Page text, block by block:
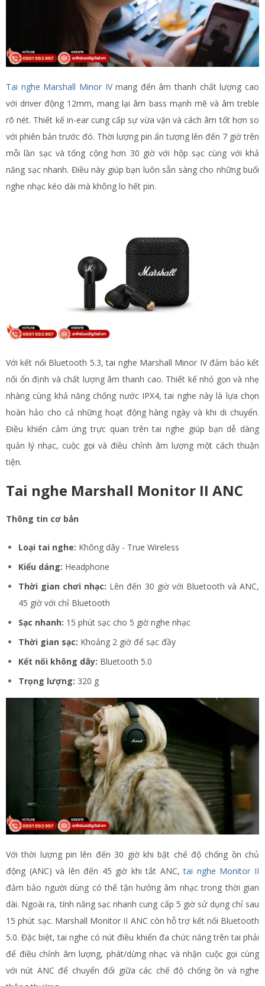
Tai nghe Marshall Minor IVmang đến âm thanh chất lượng cao
với driver động 12mm, mang lại âm bass mạnh mẽ và âm treble
rõ nét. Thiết kế in-ear cung cấp sự vừa vặn và cách âm tốt hơn so
với phiên bản trước đó. Thời lượng pin ấn tượng lên đến 7 giờ trên
mỗi lần sạc và tổng cộng hơn 30 giờ với hộp sạc cùng với khả
năng sạc nhanh. Điều này giúp bạn luôn sẵn sàng cho những buổi
nghe nhạc kéo dài mà không lo hết pin​.
Với kết nối Bluetooth 5.3, tai nghe Marshall Minor IV đảm bảo kết
nối ổn định và chất lượng âm thanh cao. Thiết kế nhỏ gọn và nhẹ
nhàng cùng khả năng chống nước IPX4, tai nghe này là lựa chọn
hoàn hảo cho cả những hoạt động hàng ngày và khi di chuyển.
Điều khiển cảm ứng trực quan trên tai nghe giúp bạn dễ dàng
quản lý nhạc, cuộc gọi và điều chỉnh âm lượng một cách thuận
tiện​.
Tai nghe Marshall Monitor II ANC
Thông tin cơ bản
Loại tai nghe: Không dây - True Wireless
Kiểu dáng: Headphone
Thời gian chơi nhạc: Lên đến 30 giờ với Bluetooth và ANC,
45 giờ với chỉ Bluetooth
Sạc nhanh: 15 phút sạc cho 5 giờ nghe nhạc
Thời gian sạc: Khoảng 2 giờ để sạc đầy
Kết nối không dây: Bluetooth 5.0
Trọng lượng: 320 g
Với thời lượng pin lên đến 30 giờ khi bật chế độ chống ồn chủ
động (ANC) và lên đến 45 giờ khi tắt ANC,tai nghe Monitor II
đảm bảo người dùng có thể tận hưởng âm nhạc trong thời gian
dài. Ngoài ra, tính năng sạc nhanh cung cấp 5 giờ sử dụng chỉ sau
15 phút sạc. Marshall Monitor II ANC còn hỗ trợ kết nối Bluetooth
5.0. Đặc biệt, tai nghe có nút điều khiển đa chức năng trên tai phải
để điều chỉnh âm lượng, phát/dừng nhạc và nhận cuộc gọi cùng
với nút ANC để chuyển đổi giữa các chế độ chống ồn và nghe